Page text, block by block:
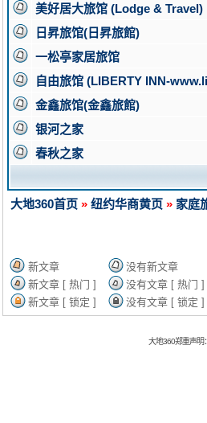
美好居大旅馆 (Lodge & Travel)
日昇旅馆(日昇旅館)
一松亭家居旅馆
自由旅馆 (LIBERTY INN-
金鑫旅馆(金鑫旅館)
银河之家
春秋之家
大地360首页 » 纽约华商黄页 » 家庭
新文章 没有新文章
新文章 [ 热门 ]
没有文章 [ 热门 ]
新文章 [ 锁定 ]
没有文章 [ 锁定 ]
大地360郑重声明